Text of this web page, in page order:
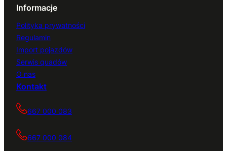
Informacje
Polityka prywatności
Regulamin
Import pojazdów
Serwis quadów
O nas
Kontakt
667 000 083
667 000 084